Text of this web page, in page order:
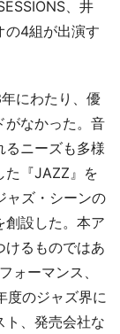
、井
の4組が出演す
にわたり、優
がなかった。音
るニーズも多様
た『JAZZ』を
ャズ・シーンの
創設した。本ア
けるものではあ
ォーマンス、
度のジャズ界に
ト、発売会社な